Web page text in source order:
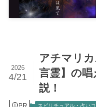
アチマリ
言霊】の
説！
2026
4/21
スピリチュアル・占い